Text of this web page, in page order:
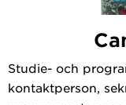
Studie- och
kontaktperson,